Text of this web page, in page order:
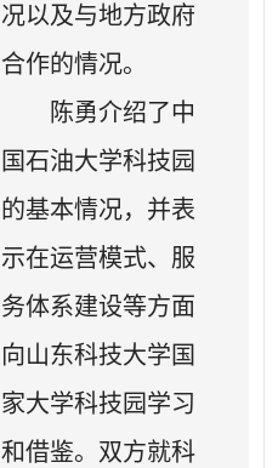
况以及与地方政府
合作的情况。
陈勇介绍了中
国石油大学科技园
的基本情况，并表
示在运营模式、服
务体系建设等方面
向山东科技大学国
家大学科技园学习
和借鉴。双方就科